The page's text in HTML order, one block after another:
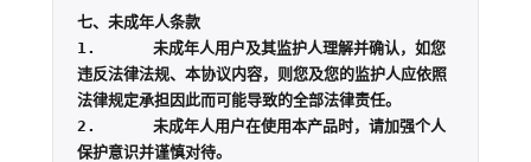
七、未成年人条款
1.	未成年人用户及其监护人理解并确认，如您
违反法律法规、本协议内容，则您及您的监护人应依照
法律规定承担因此而可能导致的全部法律责任。
2.	未成年人用户在使用本产品时，请加强个人
保护意识并谨慎对待。